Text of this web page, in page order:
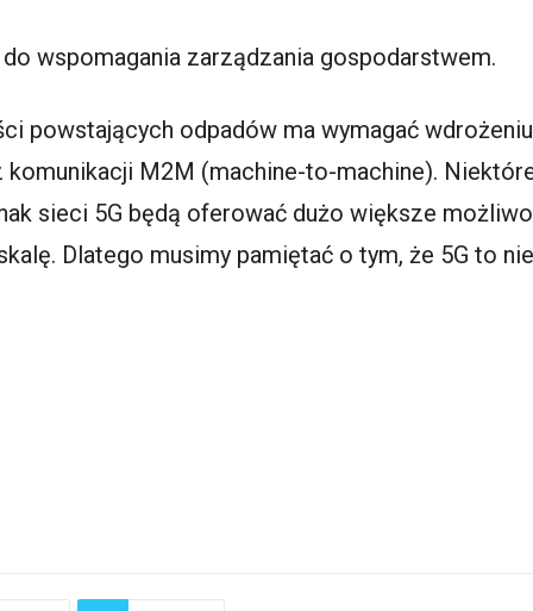
wspomagania zarządzania gospodarstwem.
powstających odpadów ma wymagać
M2M (machine-to-machine).
sieci 5G będą oferować dużo większe
Dlatego musimy pamiętać o tym, że 5G to